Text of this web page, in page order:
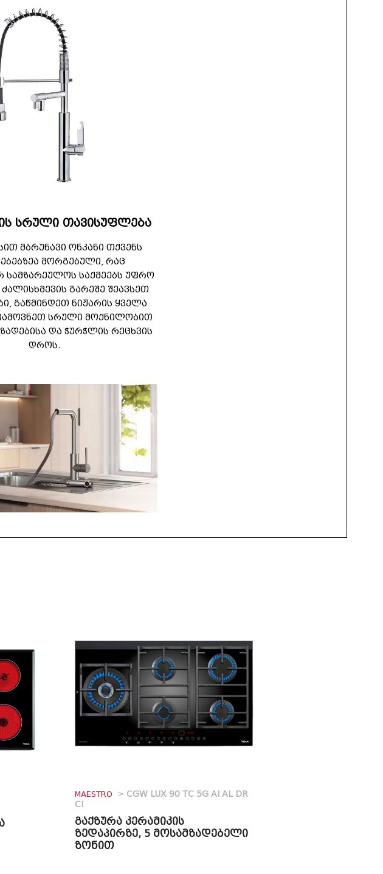
სრული თავისუფლება
მბრუნავი ონკანი თქვენს
მორგებული, რაც
საქმეებს უფრო
გარეშე შეავსეთ
გაწმინდეთ ნიჟარის ყველა
სრული მოქნილობით
და ჭურჭლის რეცხვის
დროს.
MAESTRO > CGW LUX 90 TC 5G AI AL DR
CI
გაქზურა კერამიკის
ზედაპირზე, 5 მოსამზადებელი
ზონით